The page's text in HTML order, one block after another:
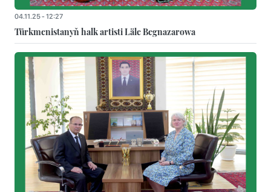
04.11.25 - 12:27
Türkmenistanyň halk artisti Läle Begnazarowa